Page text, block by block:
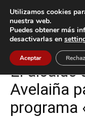
Inicio Cultura / Ocio
Cultura / Ocio Nigrán
El alcalde
Avelaiña
programa
Utilizamos cookies
nuestra web.
Puedes obtener más
desactivarlas en
Aceptar